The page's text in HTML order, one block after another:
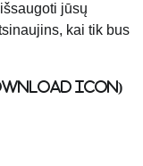
jūsų
kai tik bus
icon)